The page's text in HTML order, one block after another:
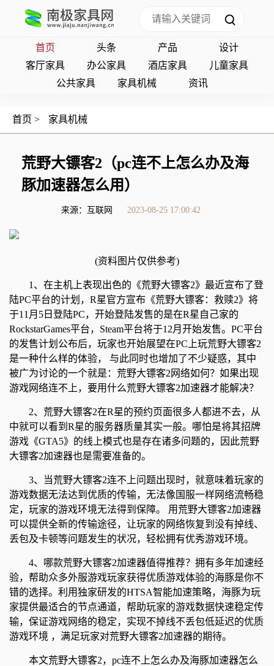
首页 头条 产品
设计
客厅家具
办公家具 酒店家具
儿童家具
公共家具
家具机械 资讯
首页 > 家具机械
荒野大镖客2（pc连不上怎么办及海
豚加速器怎么用）
来源：互联网 2023-08-25 17:00:42
(资料图片仅供参考)
1、在主机上表现出色的《荒野大镖客2》最近宣布了登
陆PC平台的计划，R星官方宣布《荒野大镖客：救赎2》将
于11月5日登陆PC，开始登陆发售的是在R星自己家的
RockstarGames平台，Steam平台将于12月开始发售。PC平台
的发售计划公布后，玩家也开始展望在PC上玩荒野大镖客2
是一种什么样的体验， 与此同时也增加了不少疑惑，其中
被广为讨论的一个就是：荒野大镖客2网络如何？如果出现
游戏网络连不上，要用什么荒野大镖客2加速器才能解决？
2、荒野大镖客2在R星的预约页面很多人都进不去，从
中就可以看到R星的服务器质量其实一般。哪怕是将其招牌
游戏《GTA5》的线上模式也是存在诸多问题的，因此荒野
大镖客2加速器也是需要准备的。
3、当荒野大镖客2连不上问题出现时，就意味着玩家的
游戏数据无法达到优质的传输，无法像国服一样网络流畅稳
定，玩家的游戏环境无法得到保障。 用荒野大镖客2加速器
可以提供全新的传输途径，让玩家的网络恢复到没有掉线、
丢包及卡顿等问题发生的状况，轻松拥有优秀游戏环境。
4、哪款荒野大镖客2加速器值得推荐？拥有多年加速经
验，帮助众多外服游戏玩家获得优质游戏体验的海豚是你不
错的选择。利用独家研发的HTSA智能加速策略，海豚为玩
家提供最适合的节点通道，帮助玩家的游戏数据快速稳定传
输，保证游戏网络的稳定，实现不掉线不丢包低延迟的优质
游戏环境 ，满足玩家对荒野大镖客2加速器的期待。
本文荒野大镖客2，pc连不上怎么办及海豚加速器怎么